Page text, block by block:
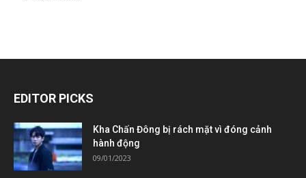
EDITOR PICKS
Kha Chấn Đông bị rách mặt vì đóng cảnh
hành động
09/01/2023